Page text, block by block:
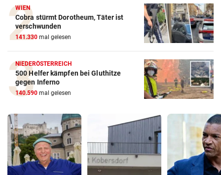
WIEN
Cobra stürmt Dorotheum, Täter ist
verschwunden
141.330 mal gelesen
NIEDERÖSTERREICH
500 Helfer kämpfen bei Gluthitze
gegen Inferno
140.590 mal gelesen